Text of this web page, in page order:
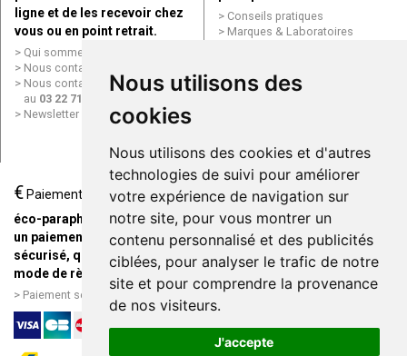
Nous utilisons des
cookies
Nous utilisons des cookies et d'autres
technologies de suivi pour améliorer
votre expérience de navigation sur
notre site, pour vous montrer un
contenu personnalisé et des publicités
ciblées, pour analyser le trafic de notre
site et pour comprendre la provenance
de nos visiteurs.
J'accepte
ligne et de les recevoir chez
vous ou en point retrait.
Qui sommes nous ?
Nous contacter par e-mail
Nous contacter par téléphone
au 03 22 71 64 10
Newsletter
Conseils pratiques
Marques & Laboratoires
Mentions légales
Données personnelles
ligne
€ Paiement
éco-parapharmacie.fr offre
un paiement entièrement
sécurisé, quel que soit le
mode de règlement
Paiement sécurisé et simple
Livraison / Point retrait
Commandez en ligne et
recevez votre commande
rapidement chez vous ou en
point retrait
Livraison chez vous ou en